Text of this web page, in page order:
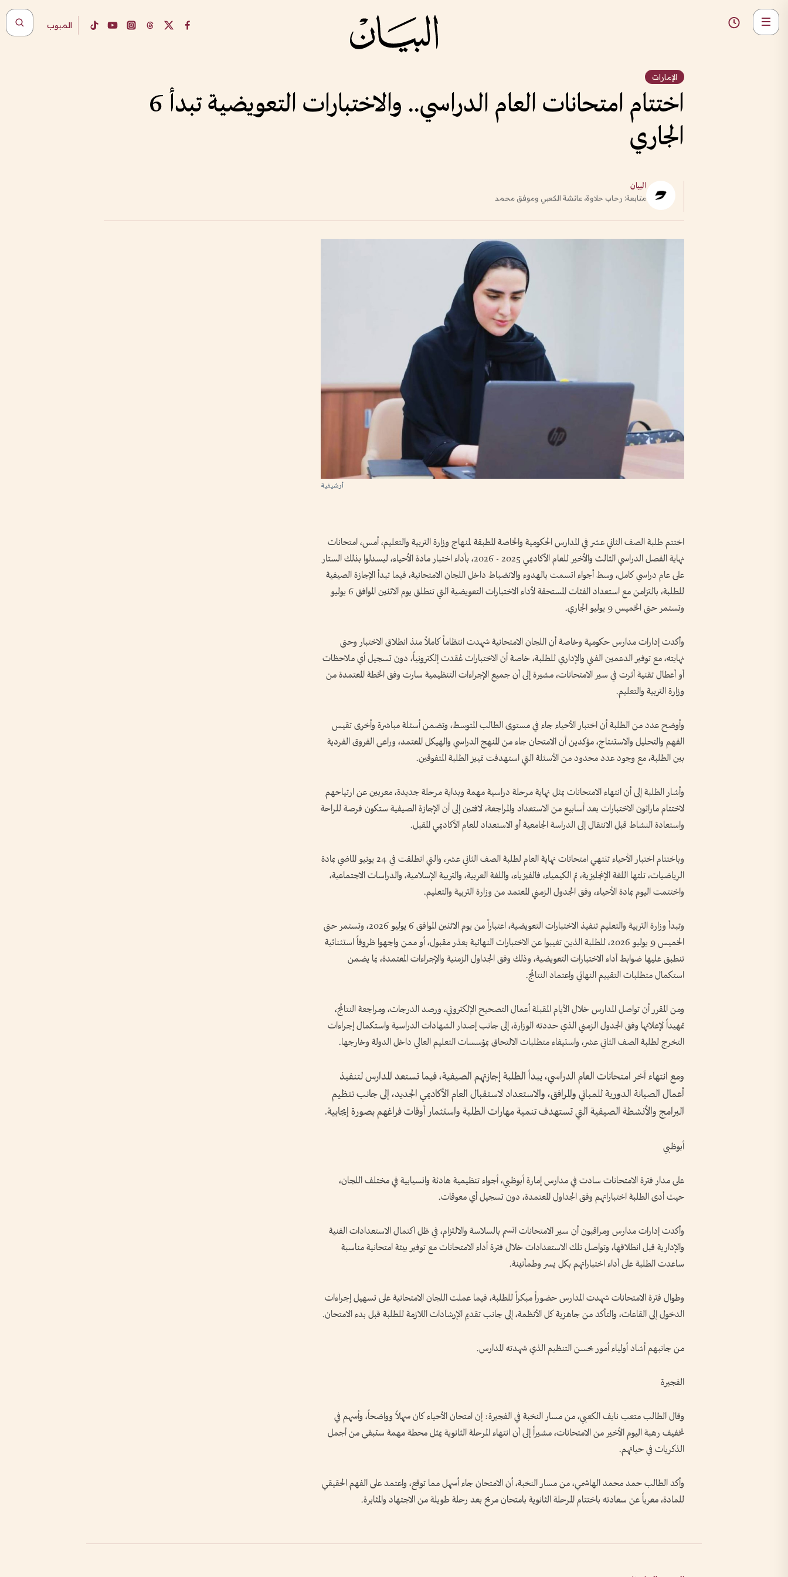
المبوب
الإمارات
اختتام امتحانات العام الدراسي.. والاختبارات التعويضية تبدأ 6
الجاري
البيان
متابعة: رحاب حلاوة، عائشة الكعبي وموفق محمد
أرشيفية
اختتم طلبة الصف الثاني عشر في المدارس الحكومية والخاصة المطبقة لمنهاج وزارة التربية والتعليم، أمس، امتحانات
نهاية الفصل الدراسي الثالث والأخير للعام الأكاديمي 2025 - 2026، بأداء اختبار مادة الأحياء، ليسدلوا بذلك الستار
على عام دراسي كامل، وسط أجواء اتسمت بالهدوء والانضباط داخل اللجان الامتحانية، فيما تبدأ الإجازة الصيفية
للطلبة، بالتزامن مع استعداد الفئات المستحقة لأداء الاختبارات التعويضية التي تنطلق يوم الاثنين الموافق 6 يوليو
وتستمر حتى الخميس 9 يوليو الجاري.
وأكدت إدارات مدارس حكومية وخاصة أن اللجان الامتحانية شهدت انتظاماً كاملاً منذ انطلاق الاختبار وحتى
نهايته، مع توفير الدعمين الفني والإداري للطلبة، خاصة أن الاختبارات عُقدت إلكترونياً، دون تسجيل أي ملاحظات
أو أعطال تقنية أثرت في سير الامتحانات، مشيرة إلى أن جميع الإجراءات التنظيمية سارت وفق الخطة المعتمدة من
وزارة التربية والتعليم.
وأوضح عدد من الطلبة أن اختبار الأحياء جاء في مستوى الطالب المتوسط، وتضمن أسئلة مباشرة وأخرى تقيس
الفهم والتحليل والاستنتاج، مؤكدين أن الامتحان جاء من المنهج الدراسي والهيكل المعتمد، وراعى الفروق الفردية
بين الطلبة، مع وجود عدد محدود من الأسئلة التي استهدفت تمييز الطلبة المتفوقين.
وأشار الطلبة إلى أن انتهاء الامتحانات يمثل نهاية مرحلة دراسية مهمة وبداية مرحلة جديدة، معربين عن ارتياحهم
لاختتام ماراثون الاختبارات بعد أسابيع من الاستعداد والمراجعة، لافتين إلى أن الإجازة الصيفية ستكون فرصة للراحة
واستعادة النشاط قبل الانتقال إلى الدراسة الجامعية أو الاستعداد للعام الأكاديمي المقبل.
وباختتام اختبار الأحياء تنتهي امتحانات نهاية العام لطلبة الصف الثاني عشر، والتي انطلقت في 24 يونيو الماضي بمادة
الرياضيات، تلتها اللغة الإنجليزية، ثم الكيمياء، فالفيزياء، واللغة العربية، والتربية الإسلامية، والدراسات الاجتماعية،
واختتمت اليوم بمادة الأحياء، وفق الجدول الزمني المعتمد من وزارة التربية والتعليم.
وتبدأ وزارة التربية والتعليم تنفيذ الاختبارات التعويضية، اعتباراً من يوم الاثنين الموافق 6 يوليو 2026، وتستمر حتى
الخميس 9 يوليو 2026، للطلبة الذين تغيبوا عن الاختبارات النهائية بعذر مقبول، أو ممن واجهوا ظروفاً استثنائية
تنطبق عليها ضوابط أداء الاختبارات التعويضية، وذلك وفق الجداول الزمنية والإجراءات المعتمدة، بما يضمن
استكمال متطلبات التقييم النهائي واعتماد النتائج.
ومن المقرر أن تواصل المدارس خلال الأيام المقبلة أعمال التصحيح الإلكتروني، ورصد الدرجات، ومراجعة النتائج،
تمهيداً لإعلانها وفق الجدول الزمني الذي حددته الوزارة، إلى جانب إصدار الشهادات الدراسية واستكمال إجراءات
التخرج لطلبة الصف الثاني عشر، واستيفاء متطلبات الالتحاق بمؤسسات التعليم العالي داخل الدولة وخارجها.
ومع انتهاء آخر امتحانات العام الدراسي، يبدأ الطلبة إجازتهم الصيفية، فيما تستعد المدارس لتنفيذ
أعمال الصيانة الدورية للمباني والمرافق، والاستعداد لاستقبال العام الأكاديمي الجديد، إلى جانب تنظيم
البرامج والأنشطة الصيفية التي تستهدف تنمية مهارات الطلبة واستثمار أوقات فراغهم بصورة إيجابية.
أبوظبي
على مدار فترة الامتحانات سادت في مدارس إمارة أبوظبي، أجواء تنظيمية هادئة وانسيابية في مختلف اللجان،
حيث أدى الطلبة اختباراتهم وفق الجداول المعتمدة، دون تسجيل أي معوقات.
وأكدت إدارات مدارس ومراقبون أن سير الامتحانات اتسم بالسلاسة والالتزام، في ظل اكتمال الاستعدادات الفنية
والإدارية قبل انطلاقها، وتواصل تلك الاستعدادات خلال فترة أداء الامتحانات مع توفير بيئة امتحانية مناسبة
ساعدت الطلبة على أداء اختباراتهم بكل يسر وطمأنينة.
وطوال فترة الامتحانات شهدت المدارس حضوراً مبكراً للطلبة، فيما عملت اللجان الامتحانية على تسهيل إجراءات
الدخول إلى القاعات، والتأكد من جاهزية كل الأنظمة، إلى جانب تقديم الإرشادات اللازمة للطلبة قبل بدء الامتحان.
من جانبهم أشاد أولياء أمور بحسن التنظيم الذي شهدته المدارس.
الفجيرة
وقال الطالب متعب نايف الكعبي، من مسار النخبة في الفجيرة: إن امتحان الأحياء كان سهلاً وواضحاً، وأسهم في
تخفيف رهبة اليوم الأخير من الامتحانات، مشيراً إلى أن انتهاء المرحلة الثانوية يمثل محطة مهمة ستبقى من أجمل
الذكريات في حياتهم.
وأكد الطالب حمد محمد الهاشمي، من مسار النخبة، أن الامتحان جاء أسهل مما توقع، واعتمد على الفهم الحقيقي
للمادة، معرباً عن سعادته باختتام المرحلة الثانوية بامتحان مريح بعد رحلة طويلة من الاجتهاد والمثابرة.